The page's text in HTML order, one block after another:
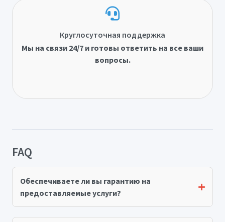
Круглосуточная поддержка
Мы на связи 24/7 и готовы ответить на все ваши
вопросы.
FAQ
Обеспечиваете ли вы гарантию на
предоставляемые услуги?